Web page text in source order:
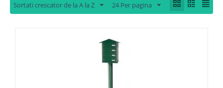
Sortati crescator de la A la Z 24 Per pagina